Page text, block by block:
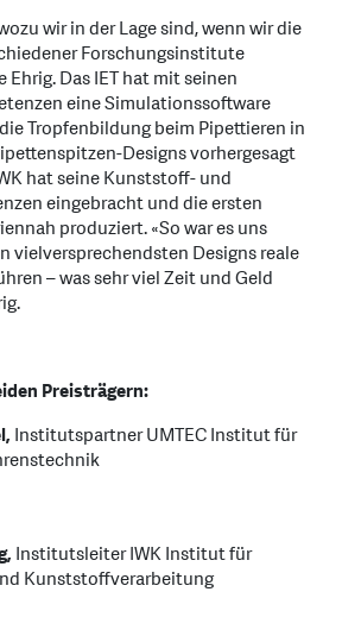
wir in der Lage sind, wenn wir die
Forschungsinstitute
Ehrig. Das IET hat mit seinen
eine Simulationssoftware
Tropfenbildung beim Pipettieren in
Designs vorhergesagt
hat seine Kunststoff- und
eingebracht und die ersten
produziert. «So war es uns
vielversprechendsten Designs reale
– was sehr viel Zeit und Geld
Preisträgern:
Institutspartner UMTEC Institut für
Institutsleiter IWK Institut für
Kunststoffverarbeitung